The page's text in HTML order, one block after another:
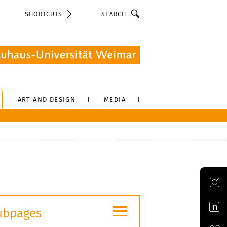
SHORTCUTS
ART AND DESIGN MEDIA
≡